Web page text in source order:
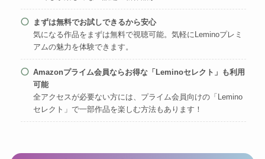
まずは無料でお試しできるから安心
気になる作品をまずは無料で視聴可能。気軽にLeminoプレミ
アムの魅力を体験できます。
Amazonプライム会員ならお得な「Leminoセレクト」も利用
可能
全アクセスが必要ない方には、プライム会員向けの「Lemino
セレクト」で一部作品を楽しむ方法もあります！